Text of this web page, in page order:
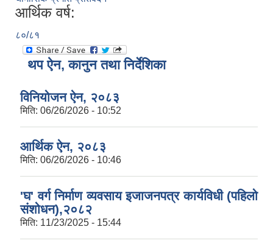
आर्थिक वर्ष:
८०/८१
थप ऐन, कानुन तथा निर्देशिका
विनियोजन ऐन, २०८३
मिति: 06/26/2026 - 10:52
आर्थिक ऐन, २०८३
मिति: 06/26/2026 - 10:46
'घ' वर्ग निर्माण व्यवसाय इजाजनपत्र कार्यविधी (पहिलो
संशोधन),२०८२
मिति: 11/23/2025 - 15:44